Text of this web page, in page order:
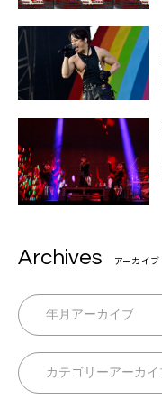
Archives アーカイブ